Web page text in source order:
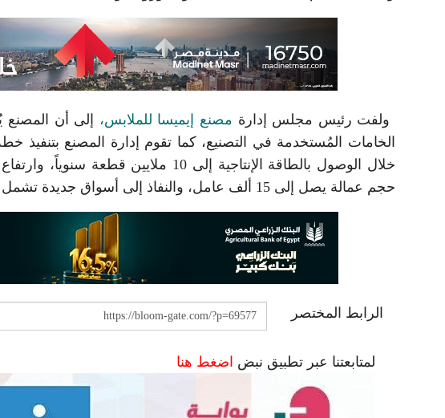
ولفت رئيس مجلس إدارة مصنع إيميسا للملابس،
حجم عمالة يصل إلى 15 ألف عامل، والنفاذ إلى أسواق جديدة تشمل بلدانا جديدة في القارة الأوروبية.
الرابط المختصر
لمتابعتنا عبر تطبيق نبض اضغط هنا